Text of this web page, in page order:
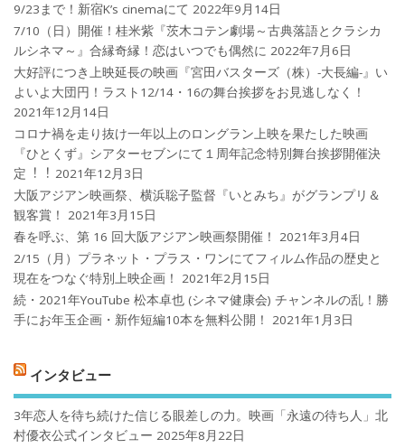
9/23まで！新宿K’s cinemaにて 2022年9月14日
7/10（日）開催！桂米紫『茨木コテン劇場～古典落語とクラシカ
ルシネマ～』合縁奇縁！恋はいつでも偶然に 2022年7月6日
大好評につき上映延長の映画『宮田バスターズ（株）-大長編-』い
よいよ大団円！ラスト12/14・16の舞台挨拶をお見逃しなく！
2021年12月14日
コロナ禍を⾛り抜け⼀年以上のロングラン上映を果たした映画
『ひとくず』シアターセブンにて１周年記念特別舞台挨拶開催決
定︕︕ 2021年12月3日
大阪アジアン映画祭、横浜聡子監督『いとみち』がグランプリ＆
観客賞！
2021年3月15日
春を呼ぶ、第 16 回大阪アジアン映画祭開催！
2021年3月4日
2/15（月）プラネット・プラス・ワンにてフィルム作品の歴史と
現在をつなぐ特別上映企画！
2021年2月15日
続・2021年YouTube 松本卓也 (シネマ健康会) チャンネルの乱！勝
手にお年玉企画・新作短編10本を無料公開！
2021年1月3日
インタビュー
3年恋人を待ち続けた信じる眼差しの力。映画「永遠の待ち人」北
村優衣公式インタビュー 2025年8月22日